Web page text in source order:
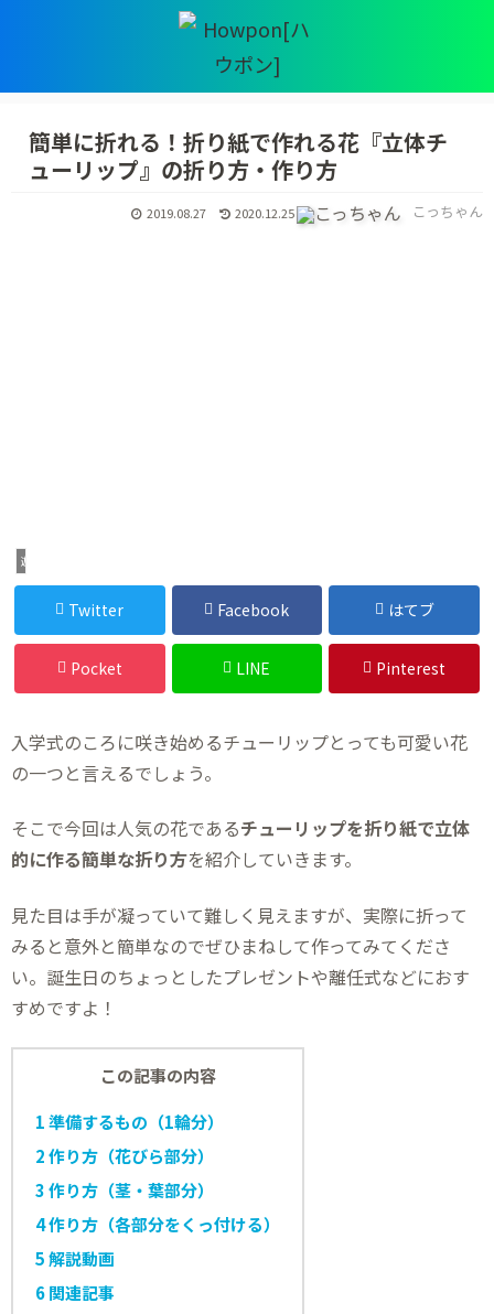
簡単に折れる！折り紙で作れる花『立体チ
ューリップ』の折り方・作り方
こっちゃん
2020.12.25
2019.08.27
遊び
Twitter Facebook はてブ
Pocket LINE Pinterest
入学式のころに咲き始めるチューリップとっても可愛い花
の一つと言えるでしょう。
そこで今回は人気の花であるチューリップを折り紙で立体
的に作る簡単な折り方を紹介していきます。
見た目は手が凝っていて難しく見えますが、実際に折って
みると意外と簡単なのでぜひまねして作ってみてくださ
い。誕生日のちょっとしたプレゼントや離任式などにおす
すめですよ！
この記事の内容
1準備するもの（1輪分）
2作り方（花びら部分）
3作り方（茎・葉部分）
4作り方（各部分をくっ付ける）
5解説動画
6関連記事